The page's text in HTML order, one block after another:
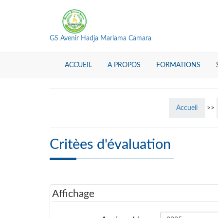
GS Avenir Hadja Mariama Camara
ACCUEIL A PROPOS FORMATIONS
Accueil >>
Critèes d'évaluation
Affichage